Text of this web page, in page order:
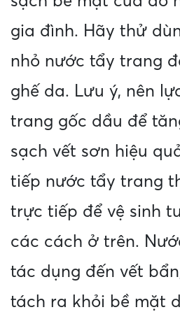
gia đình. Hãy thử
nhỏ nước tẩy trang
ghế da. Lưu ý, nên
trang gốc dầu để
sạch vết sơn hiệu
tiếp nước tẩy trang
trực tiếp để vệ sinh
các cách ở trên.
tác dụng đến vết
tách ra khỏi bề mặt